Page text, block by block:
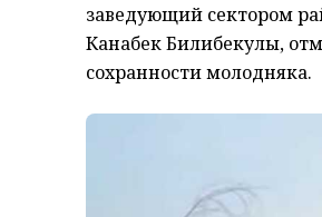
заведующий сектором
Канабек Билибекулы,
сохранности молодняка.